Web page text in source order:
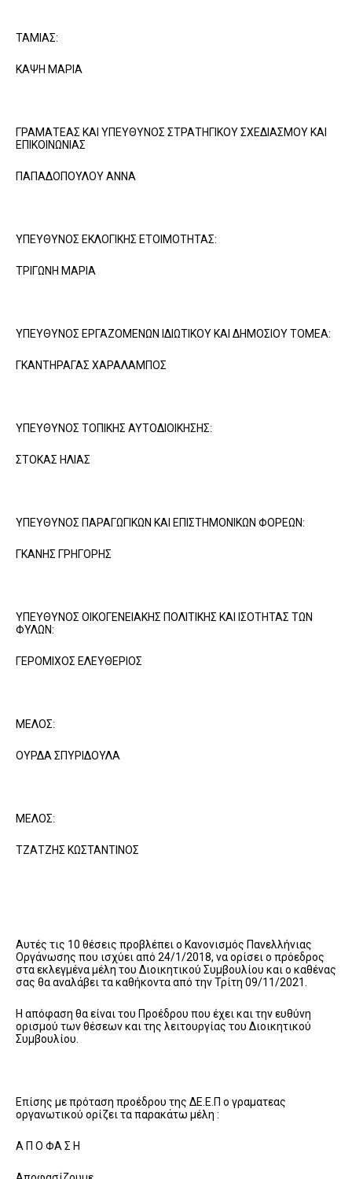
ΤΑΜΙΑΣ:
ΚΑΨΗ ΜΑΡΙΑ
ΓΡΑΜΑΤΕΑΣ ΚΑΙ ΥΠΕΥΘΥΝΟΣ ΣΤΡΑΤΗΓΙΚΟΥ ΣΧΕΔΙΑΣΜΟΥ ΚΑΙ
ΕΠΙΚΟΙΝΩΝΙΑΣ
ΠΑΠΑΔΟΠΟΥΛΟΥ ΑΝΝΑ
ΥΠΕΥΘΥΝΟΣ ΕΚΛΟΓΙΚΗΣ ΕΤΟΙΜΟΤΗΤΑΣ:
ΤΡΙΓΩΝΗ ΜΑΡΙΑ
ΥΠΕΥΘΥΝΟΣ ΕΡΓΑΖΟΜΕΝΩΝ ΙΔΙΩΤΙΚΟΥ ΚΑΙ ΔΗΜΟΣΙΟΥ ΤΟΜΕΑ:
ΓΚΑΝΤΗΡΑΓΑΣ ΧΑΡΑΛΑΜΠΟΣ
ΥΠΕΥΘΥΝΟΣ ΤΟΠΙΚΗΣ ΑΥΤΟΔΙΟΙΚΗΣΗΣ:
ΣΤΟΚΑΣ ΗΛΙΑΣ
ΥΠΕΥΘΥΝΟΣ ΠΑΡΑΓΩΓΙΚΩΝ ΚΑΙ ΕΠΙΣΤΗΜΟΝΙΚΩΝ ΦΟΡΕΩΝ:
ΓΚΑΝΗΣ ΓΡΗΓΟΡΗΣ
ΥΠΕΥΘΥΝΟΣ ΟΙΚΟΓΕΝΕΙΑΚΗΣ ΠΟΛΙΤΙΚΗΣ ΚΑΙ ΙΣΟΤΗΤΑΣ ΤΩΝ
ΦΥΛΩΝ:
ΓΕΡΟΜΙΧΟΣ ΕΛΕΥΘΕΡΙΟΣ
ΜΕΛΟΣ:
ΟΥΡΔΑ ΣΠΥΡΙΔΟΥΛΑ
ΜΕΛΟΣ:
ΤΖΑΤΖΗΣ ΚΩΣΤΑΝΤΙΝΟΣ
Αυτές τις 10 θέσεις προβλέπει ο Κανονισμός Πανελλήνιας
Οργάνωσης που ισχύει από 24/1/2018, να ορίσει ο πρόεδρος
στα εκλεγμένα μέλη του Διοικητικού Συμβουλίου και ο καθένας
σας θα αναλάβει τα καθήκοντα από την Τρίτη 09/11/2021.
Η απόφαση θα είναι του Προέδρου που έχει και την ευθύνη
ορισμού των θέσεων και της λειτουργίας του Διοικητικού
Συμβουλίου.
Επίσης με πρόταση προέδρου της ΔΕ.Ε.Π ο γραματεας
οργανωτικού ορίζει τα παρακάτω μέλη :
Α Π Ο ΦΑ Σ Η